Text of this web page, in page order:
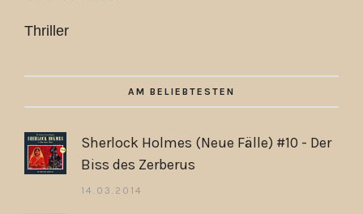
Thriller
AM BELIEBTESTEN
Sherlock Holmes (Neue Fälle) #10 - Der
Biss des Zerberus
14.03.2014